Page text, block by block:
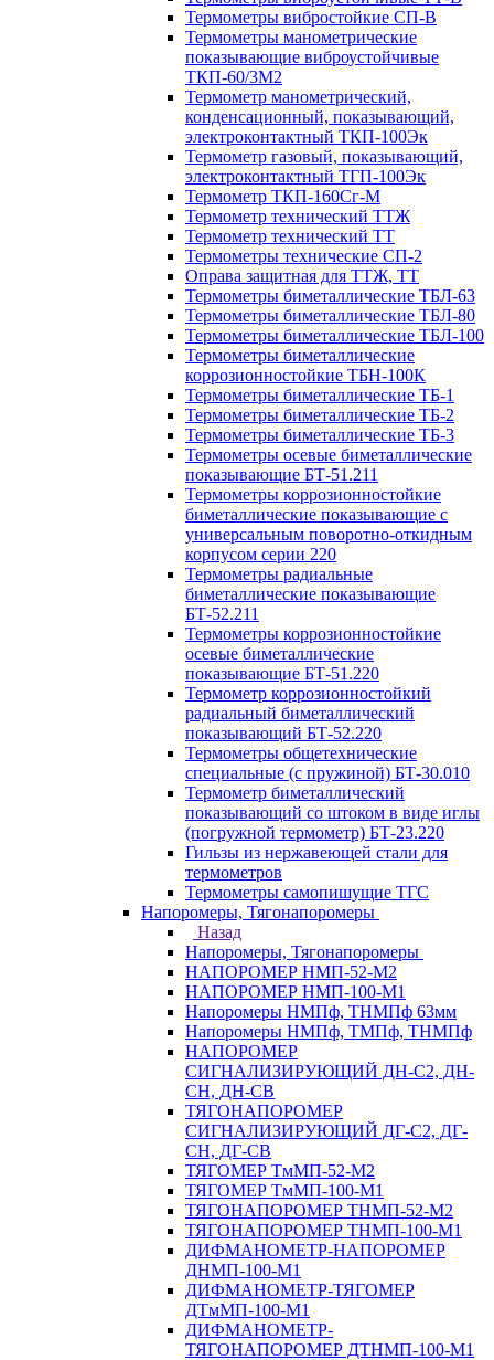
Термометры вибростойкие СП-В
Термометры манометрические
показывающие виброустойчивые
ТКП-60/3М2
Термометр манометрический,
конденсационный, показывающий,
электроконтактный ТКП-100Эк
Термометр газовый, показывающий,
электроконтактный ТГП-100Эк
Термометр ТКП-160Сг-М
Термометр технический ТТЖ
Термометр технический ТТ
Термометры технические СП-2
Оправа защитная для ТТЖ, ТТ
Термометры биметаллические ТБЛ-63
Термометры биметаллические ТБЛ-80
Термометры биметаллические ТБЛ-100
Термометры биметаллические
коррозионностойкие ТБН-100К
Термометры биметаллические ТБ-1
Термометры биметаллические ТБ-2
Термометры биметаллические ТБ-3
Термометры осевые биметаллические
показывающие БТ-51.211
Термометры коррозионностойкие
биметаллические показывающие с
универсальным поворотно-откидным
корпусом серии 220
Термометры радиальные
биметаллические показывающие
БТ-52.211
Термометры коррозионностойкие
осевые биметаллические
показывающие БТ-51.220
Термометр коррозионностойкий
радиальный биметаллический
показывающий БТ-52.220
Термометры общетехнические
специальные (с пружиной) БТ-30.010
Термометр биметаллический
показывающий со штоком в виде иглы
(погружной термометр) БТ-23.220
Гильзы из нержавеющей стали для
термометров
Термометры самопишущие ТГС
Напоромеры, Тягонапоромеры
Назад
Напоромеры, Тягонапоромеры
НАПОРОМЕР НМП-52-М2
НАПОРОМЕР НМП-100-М1
Напоромеры НМПф, ТНМПф 63мм
Напоромеры НМПф, ТМПф, ТНМПф
НАПОРОМЕР
СИГНАЛИЗИРУЮЩИЙ ДН-С2, ДН-
СН, ДН-СВ
ТЯГОНАПОРОМЕР
СИГНАЛИЗИРУЮЩИЙ ДГ-С2, ДГ-
СН, ДГ-СВ
ТЯГОМЕР ТмМП-52-М2
ТЯГОМЕР ТмМП-100-М1
ТЯГОНАПОРОМЕР ТНМП-52-М2
ТЯГОНАПОРОМЕР ТНМП-100-М1
ДИФМАНОМЕТР-НАПОРОМЕР
ДНМП-100-М1
ДИФМАНОМЕТР-ТЯГОМЕР
ДТмМП-100-М1
ДИФМАНОМЕТР-
ТЯГОНАПОРОМЕР ДТНМП-100-М1